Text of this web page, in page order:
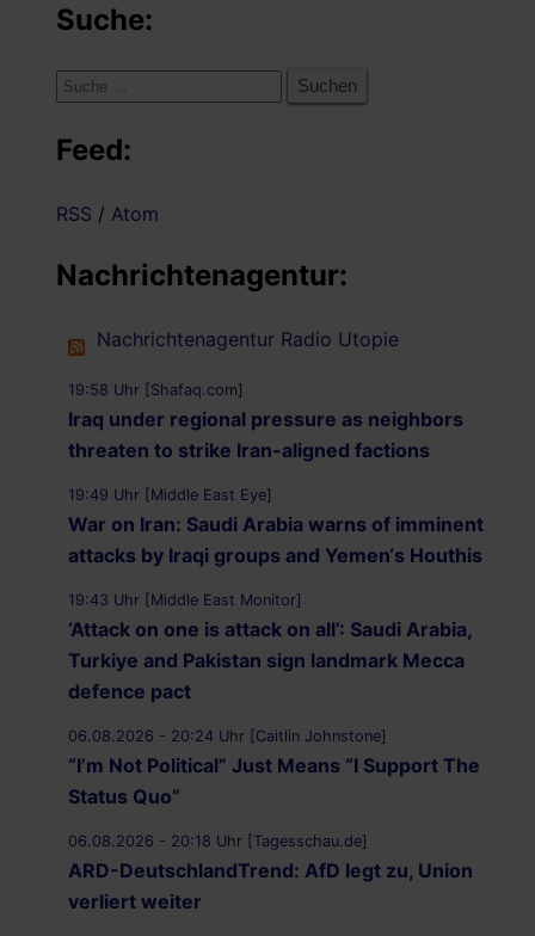
Suche:
Suche
Feed:
RSS / Atom
Nachrichtenagentur:
Nachrichtenagentur Radio Utopie
19:58 Uhr [Shafaq.com]
Iraq under regional pressure as neighbors
threaten to strike Iran-aligned factions
19:49 Uhr [Middle East Eye]
War on Iran: Saudi Arabia warns of imminent
attacks by Iraqi groups and Yemen‘s Houthis
19:43 Uhr [Middle East Monitor]
‘Attack on one is attack on all’: Saudi Arabia,
Turkiye and Pakistan sign landmark Mecca
defence pact
06.08.2026 - 20:24 Uhr [Caitlin Johnstone]
“I’m Not Political” Just Means “I Support The
Status Quo”
06.08.2026 - 20:18 Uhr [Tagesschau.de]
ARD-DeutschlandTrend: AfD legt zu, Union
verliert weiter